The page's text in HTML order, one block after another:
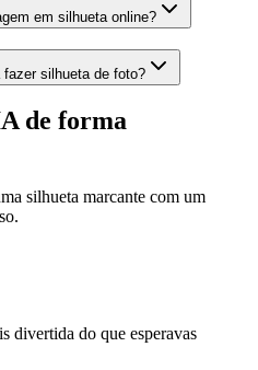
em silhueta online?
silhueta de foto?
de forma
silhueta marcante com um
divertida do que esperavas